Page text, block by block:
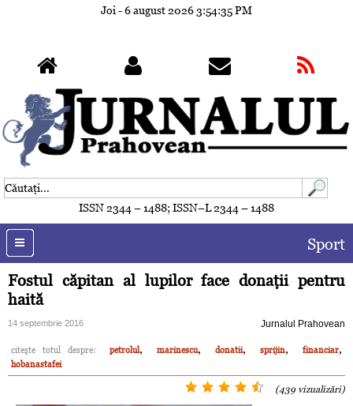
Joi - 6 august 20263:54:38 PM
ISSN 2344 – 1488; ISSN–L 2344 – 1488
Sport
Fostul căpitan al lupilor face donaţii pentru
haită
14 septembrie 2016 Jurnalul Prahovean
citeşte totul despre: petrolul, marinescu, donatii, sprijin, financiar,
hobanastafei
(439 vizualizări)